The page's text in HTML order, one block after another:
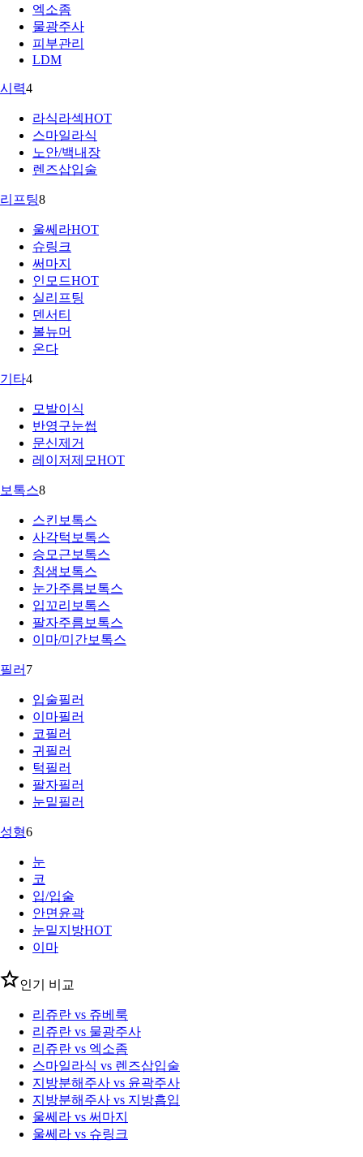
엑소좀
물광주사
피부관리
LDM
시력4
라식라섹HOT
스마일라식
노안/백내장
렌즈삽입술
리프팅8
울쎄라HOT
슈링크
써마지
인모드HOT
실리프팅
덴서티
볼뉴머
온다
기타4
모발이식
반영구눈썹
문신제거
레이저제모HOT
보톡스8
스킨보톡스
사각턱보톡스
승모근보톡스
침샘보톡스
눈가주름보톡스
입꼬리보톡스
팔자주름보톡스
이마/미간보톡스
필러 7
입술필러
이마필러
코필러
귀필러
턱필러
팔자필러
눈밑필러
성형6
눈
코
입/입술
안면윤곽
눈밑지방HOT
이마
인기 비교
리쥬란 vs 쥬베룩
리쥬란 vs 물광주사
리쥬란 vs 엑소좀
스마일라식 vs 렌즈삽입술
지방분해주사 vs 윤곽주사
지방분해주사 vs 지방흡입
울쎄라 vs 써마지
울쎄라 vs 슈링크